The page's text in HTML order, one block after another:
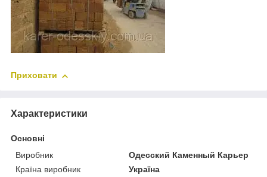
Приховати
Характеристики
Основні
Виробник
Одесский Каменный Карьер
Країна виробник
Україна